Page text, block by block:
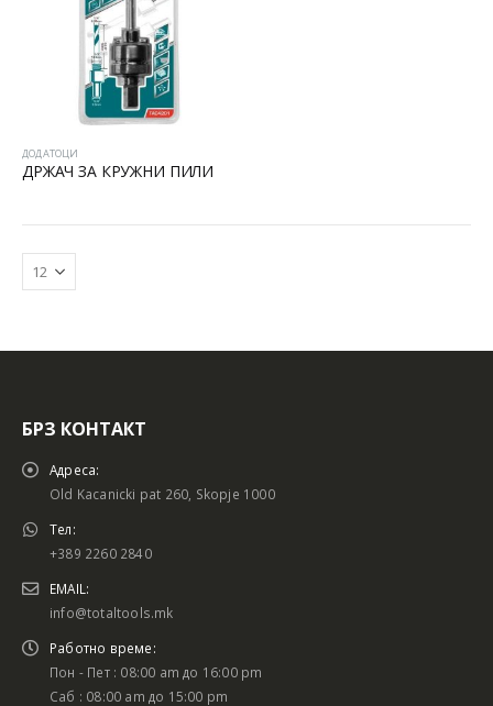
ДОДАТОЦИ
ДРЖАЧ ЗА КРУЖНИ ПИЛИ
Батериски сет
Батериски сет Ротирачки Чекан и Бормашина 20V
БРЗ КОНТАКТ
Адреса:
Old Kacanicki pat 260, Skopje 1000
Тел:
+389 2260 2840
EMAIL:
info@totaltools.mk
Работно време:
Пон - Пет : 08:00 am до 16:00 pm
Саб : 08:00 am до 15:00 pm